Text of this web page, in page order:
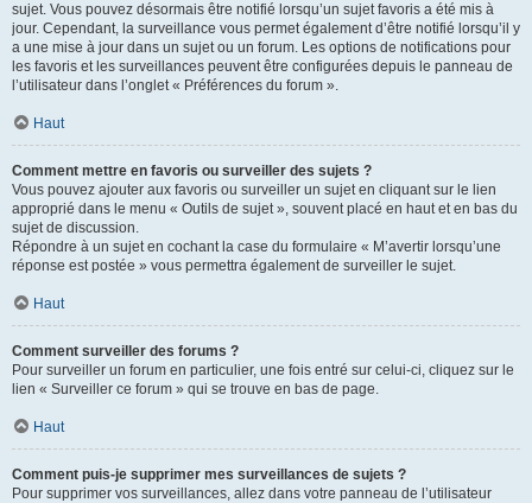
sujet. Vous pouvez désormais être notifié lorsqu’un sujet favoris a été mis à
jour. Cependant, la surveillance vous permet également d’être notifié lorsqu’il y
a une mise à jour dans un sujet ou un forum. Les options de notifications pour
les favoris et les surveillances peuvent être configurées depuis le panneau de
l’utilisateur dans l’onglet « Préférences du forum ».
Haut
Comment mettre en favoris ou surveiller des sujets ?
Vous pouvez ajouter aux favoris ou surveiller un sujet en cliquant sur le lien
approprié dans le menu « Outils de sujet », souvent placé en haut et en bas du
sujet de discussion.
Répondre à un sujet en cochant la case du formulaire « M’avertir lorsqu’une
réponse est postée » vous permettra également de surveiller le sujet.
Haut
Comment surveiller des forums ?
Pour surveiller un forum en particulier, une fois entré sur celui-ci, cliquez sur le
lien « Surveiller ce forum » qui se trouve en bas de page.
Haut
Comment puis-je supprimer mes surveillances de sujets ?
Pour supprimer vos surveillances, allez dans votre panneau de l’utilisateur